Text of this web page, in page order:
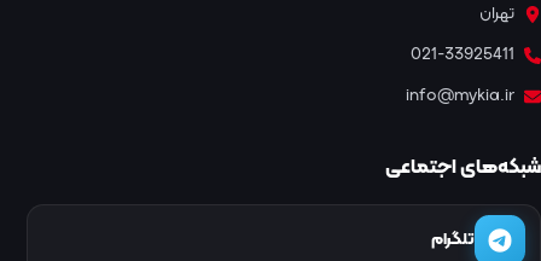
تهران
021-33925411
info@mykia.ir
شبکه‌های اجتماعی
تلگرام